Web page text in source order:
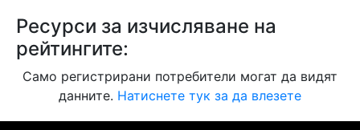
Ресурси за изчисляване на
рейтингите:
Само регистрирани потребители могат да видят
данните. Натиснете тук за да влезете